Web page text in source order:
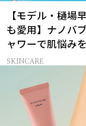
【モデル・樋場
も愛用】ナノバ
ャワーで肌悩み
解決
SKINCARE